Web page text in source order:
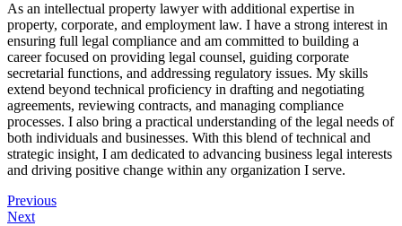
As an intellectual property lawyer with additional expertise in
property, corporate, and employment law. I have a strong interest in
ensuring full legal compliance and am committed to building a
career focused on providing legal counsel, guiding corporate
secretarial functions, and addressing regulatory issues. My skills
extend beyond technical proficiency in drafting and negotiating
agreements, reviewing contracts, and managing compliance
processes. I also bring a practical understanding of the legal needs of
both individuals and businesses. With this blend of technical and
strategic insight, I am dedicated to advancing business legal interests
and driving positive change within any organization I serve.
Previous
Next